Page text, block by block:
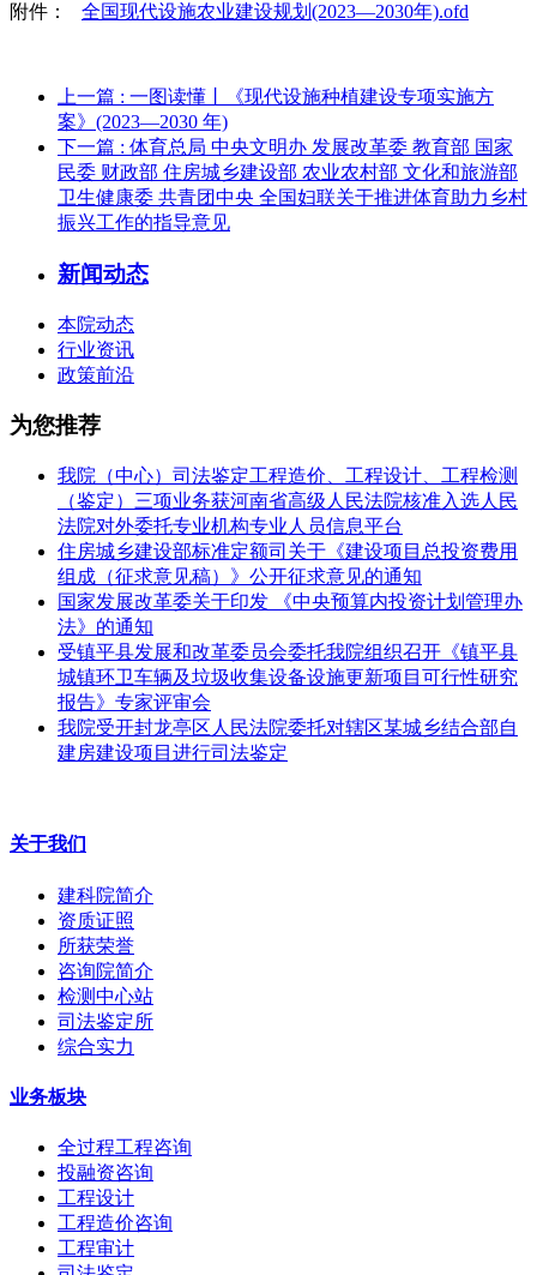
附件： 全国现代设施农业建设规划(2023—2030年).ofd
上一篇 : 一图读懂丨《现代设施种植建设专项实施方
案》(2023—2030 年)
下一篇 : 体育总局 中央文明办 发展改革委 教育部 国家
民委 财政部 住房城乡建设部 农业农村部 文化和旅游部
卫生健康委 共青团中央 全国妇联关于推进体育助力乡村
振兴工作的指导意见
新闻动态
本院动态
行业资讯
政策前沿
为您推荐
我院（中心）司法鉴定工程造价、工程设计、工程检测
（鉴定）三项业务获河南省高级人民法院核准入选人民
法院对外委托专业机构专业人员信息平台
住房城乡建设部标准定额司关于《建设项目总投资费用
组成（征求意见稿）》公开征求意见的通知
国家发展改革委关于印发 《中央预算内投资计划管理办
法》的通知
受镇平县发展和改革委员会委托我院组织召开《镇平县
城镇环卫车辆及垃圾收集设备设施更新项目可行性研究
报告》专家评审会
我院受开封龙亭区人民法院委托对辖区某城乡结合部自
建房建设项目进行司法鉴定
关于我们
建科院简介
资质证照
所获荣誉
咨询院简介
检测中心站
司法鉴定所
综合实力
业务板块
全过程工程咨询
投融资咨询
工程设计
工程造价咨询
工程审计